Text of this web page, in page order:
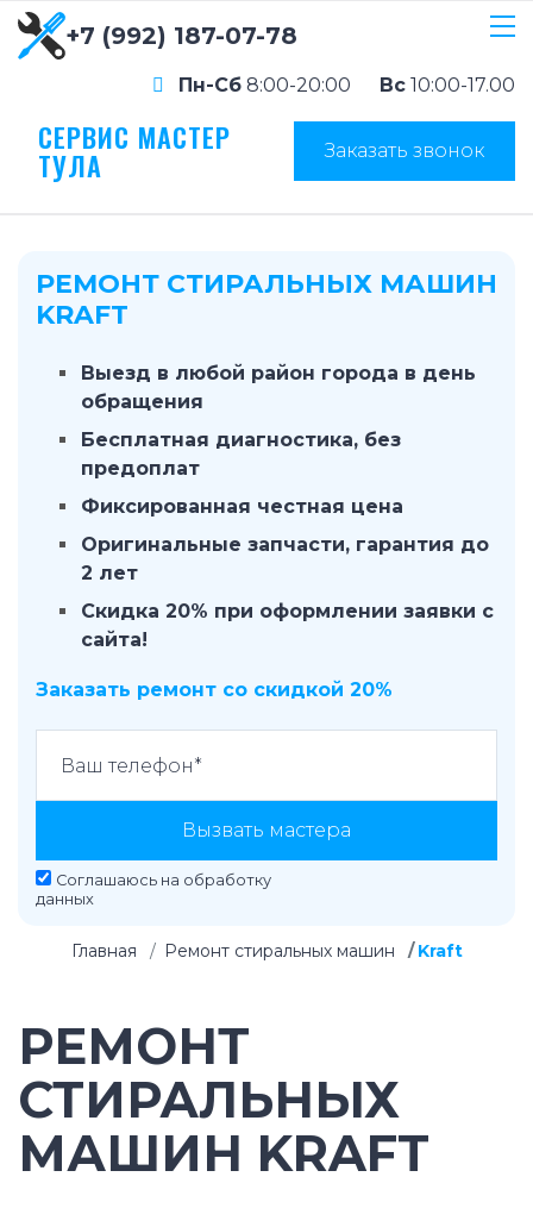
+7 (992) 187-07-78
Пн-Сб 8:00-20:00 Вс 10:00-17.00
СЕРВИС МАСТЕР
ТУЛА Заказать звонок
РЕМОНТ СТИРАЛЬНЫХ МАШИН
KRAFT
Выезд в любой район города в день
обращения
Бесплатная диагностика, без
предоплат
Фиксированная честная цена
Оригинальные запчасти, гарантия до
2 лет
Скидка 20% при оформлении заявки с
сайта!
Заказать ремонт со скидкой 20%
Вызвать мастера
Соглашаюсь на обработку
данных
Главная Ремонт стиральных машин Kraft
РЕМОНТ
СТИРАЛЬНЫХ
МАШИН KRAFT